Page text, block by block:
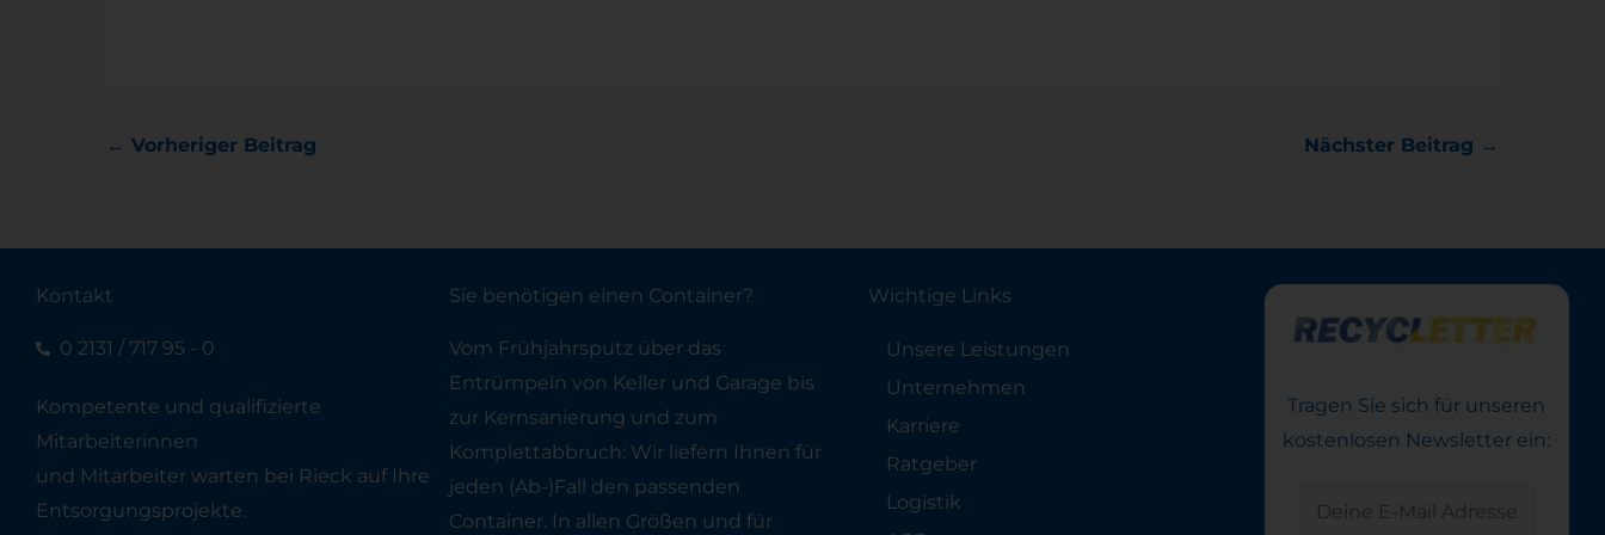
← Vorheriger Beitrag Nächster Beitrag →
Kontakt
0 2131 / 717 95 - 0
Kompetente und qualifizierte
Mitarbeiterinnen
und Mitarbeiter warten bei Rieck auf Ihre
Entsorgungsprojekte.
Sie benötigen einen Container?
Vom Frühjahrsputz über das
Entrümpeln von Keller und Garage bis
zur Kernsanierung und zum
Komplettabbruch: Wir liefern Ihnen für
jeden (Ab-)Fall den passenden
Container. In allen Größen und für
Wichtige Links
Unsere Leistungen
Unternehmen
Karriere
Ratgeber
Logistik
Tragen Sie sich für unseren
kostenlosen Newsletter ein: